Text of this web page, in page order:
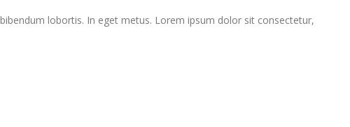
lobortis. In eget metus. Lorem ipsum dolor sit consectetur,